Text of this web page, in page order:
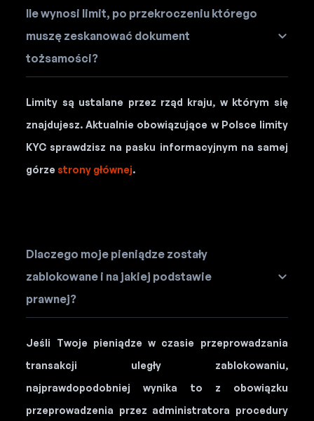
Ile wynosi limit, po przekroczeniu którego
muszę zeskanować dokument
tożsamości?
Limity są ustalane przez rząd kraju, w którym się
znajdujesz. Aktualnie obowiązujące w Polsce limity
KYC sprawdzisz na pasku informacyjnym na samej
górzestrony głównej.
Dlaczego moje pieniądze zostały
zablokowane i na jakiej podstawie
prawnej?
Jeśli Twoje pieniądze w czasie przeprowadzania
transakcji uległy zablokowaniu,
najprawdopodobniej wynika to z obowiązku
przeprowadzenia przez administratora procedury